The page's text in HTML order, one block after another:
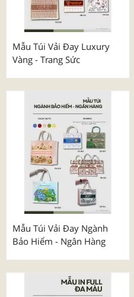
Mẫu Túi Vải Đay Luxury
Vàng - Trang Sức
Mẫu Túi Vải Đay Ngành
Bảo Hiểm - Ngân Hàng